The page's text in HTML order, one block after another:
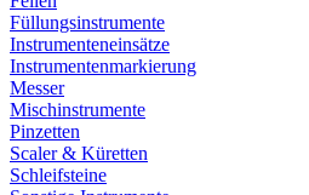
Füllungsinstrumente
Instrumenteneinsätze
Instrumentenmarkierung
Messer
Mischinstrumente
Pinzetten
Scaler & Küretten
Schleifsteine